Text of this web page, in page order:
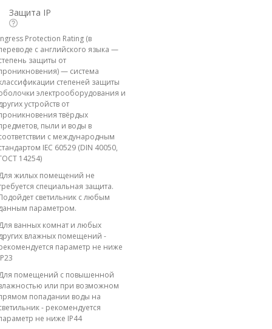
Защита IP
Protection Rating (в
с английского языка —
защиты от
— система
степеней защиты
электрооборудования и
устройств от
твёрдых
пыли и воды в
с международным
IEC 60529 (DIN 40050,
14254)
жилых помещений не
специальная защита.
светильник с любым
параметром.
ванных комнат и любых
влажных помещений -
параметр не ниже
помещений с повышенной
или при возможном
попадании воды на
- рекомендуется
не ниже IP44